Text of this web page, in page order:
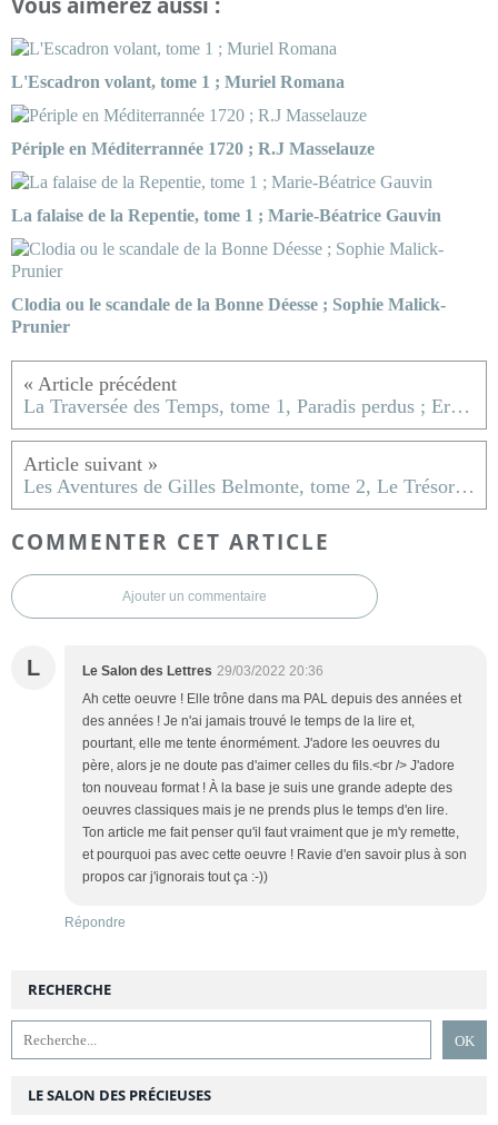
L'Escadron volant, tome 1 ; Muriel Romana
Périple en Méditerrannée 1720 ; R.J Masselauze
La falaise de la Repentie, tome 1 ; Marie-Béatrice Gauvin
Clodia ou le scandale de la Bonne Déesse ; Sophie Malick-
Prunier
La Traversée des Temps, tome 1, Paradis perdus ; Eric-Emmanuel Schmitt
Les Aventures de Gilles Belmonte, tome 2, Le Trésor des Américains ; Fabien Clauw
COMMENTER CET ARTICLE
Ajouter un commentaire
L Le Salon des Lettres 29/03/2022 20:36
Ah cette oeuvre ! Elle trône dans ma PAL depuis des années et
des années ! Je n'ai jamais trouvé le temps de la lire et,
pourtant, elle me tente énormément. J'adore les oeuvres du
père, alors je ne doute pas d'aimer celles du fils.<br /> J'adore
ton nouveau format ! À la base je suis une grande adepte des
oeuvres classiques mais je ne prends plus le temps d'en lire.
Ton article me fait penser qu'il faut vraiment que je m'y remette,
et pourquoi pas avec cette oeuvre ! Ravie d'en savoir plus à son
propos car j'ignorais tout ça :-))
Répondre
RECHERCHE
LE SALON DES PRÉCIEUSES